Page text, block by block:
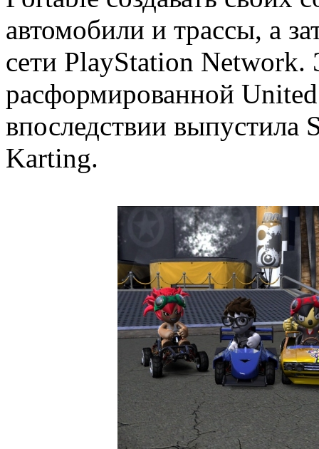
автомобили и трассы, а
сети PlayStation
расформированной
впоследствии
Karting.